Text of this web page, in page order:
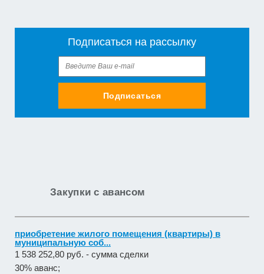
Подписаться на рассылку
Подписаться
Закупки с авансом
приобретение жилого помещения (квартиры) в
муниципальную соб...
1 538 252,80 руб. - сумма сделки
30% аванс;